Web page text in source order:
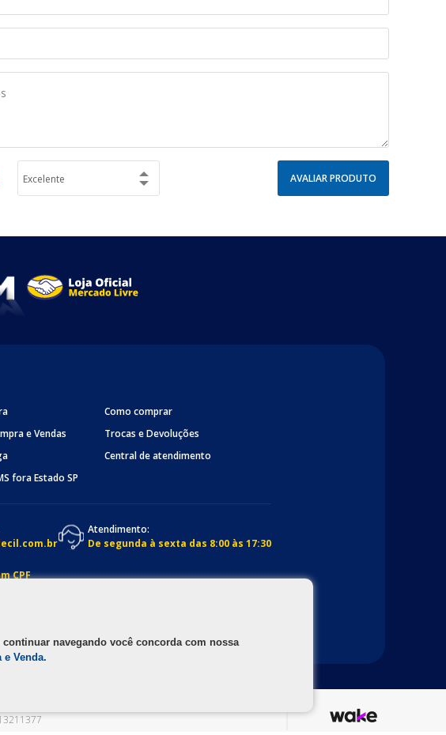
AVALIAR PRODUTO
navegando você concorda com nossa
e Venda.
Como comprar
e Vendas
Trocas e Devoluções
Central de atendimento
fora Estado SP
Atendimento:
De segunda à sexta das 8:00 às 17:30
CPF